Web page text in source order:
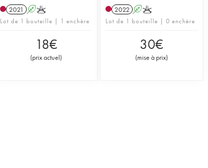
2021 AK
Lot de 1 bouteille | 1 enchère
18€
(prix actuel)
2022 AK
Lot de 1 bouteille | 0 enchère
30€
(mise à prix)